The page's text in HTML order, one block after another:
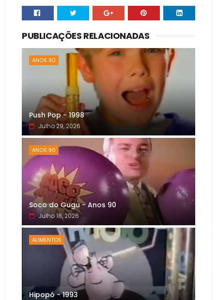
PUBLICAÇÕES RELACIONADAS
ANOS 90
Push Pop - 1998
Julho 29, 2026
ANOS 90
Soco do Gugu - Anos 90
Julho 18, 2026
ALIMENTOS
Hipopó - 1993